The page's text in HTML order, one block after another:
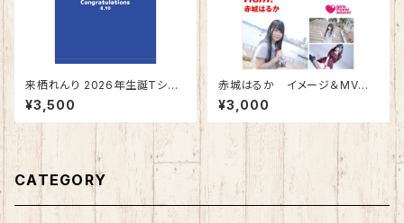
来栖れんり 2026年生誕Tシャ
ツ ※郵送限定
¥3,500
赤城はるか イメージ＆MV D
VD「FIGHT!」
¥3,000
CATEGORY